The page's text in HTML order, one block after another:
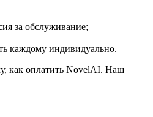
за обслуживание;
каждому индивидуально.
как оплатить NovelAI. Наш